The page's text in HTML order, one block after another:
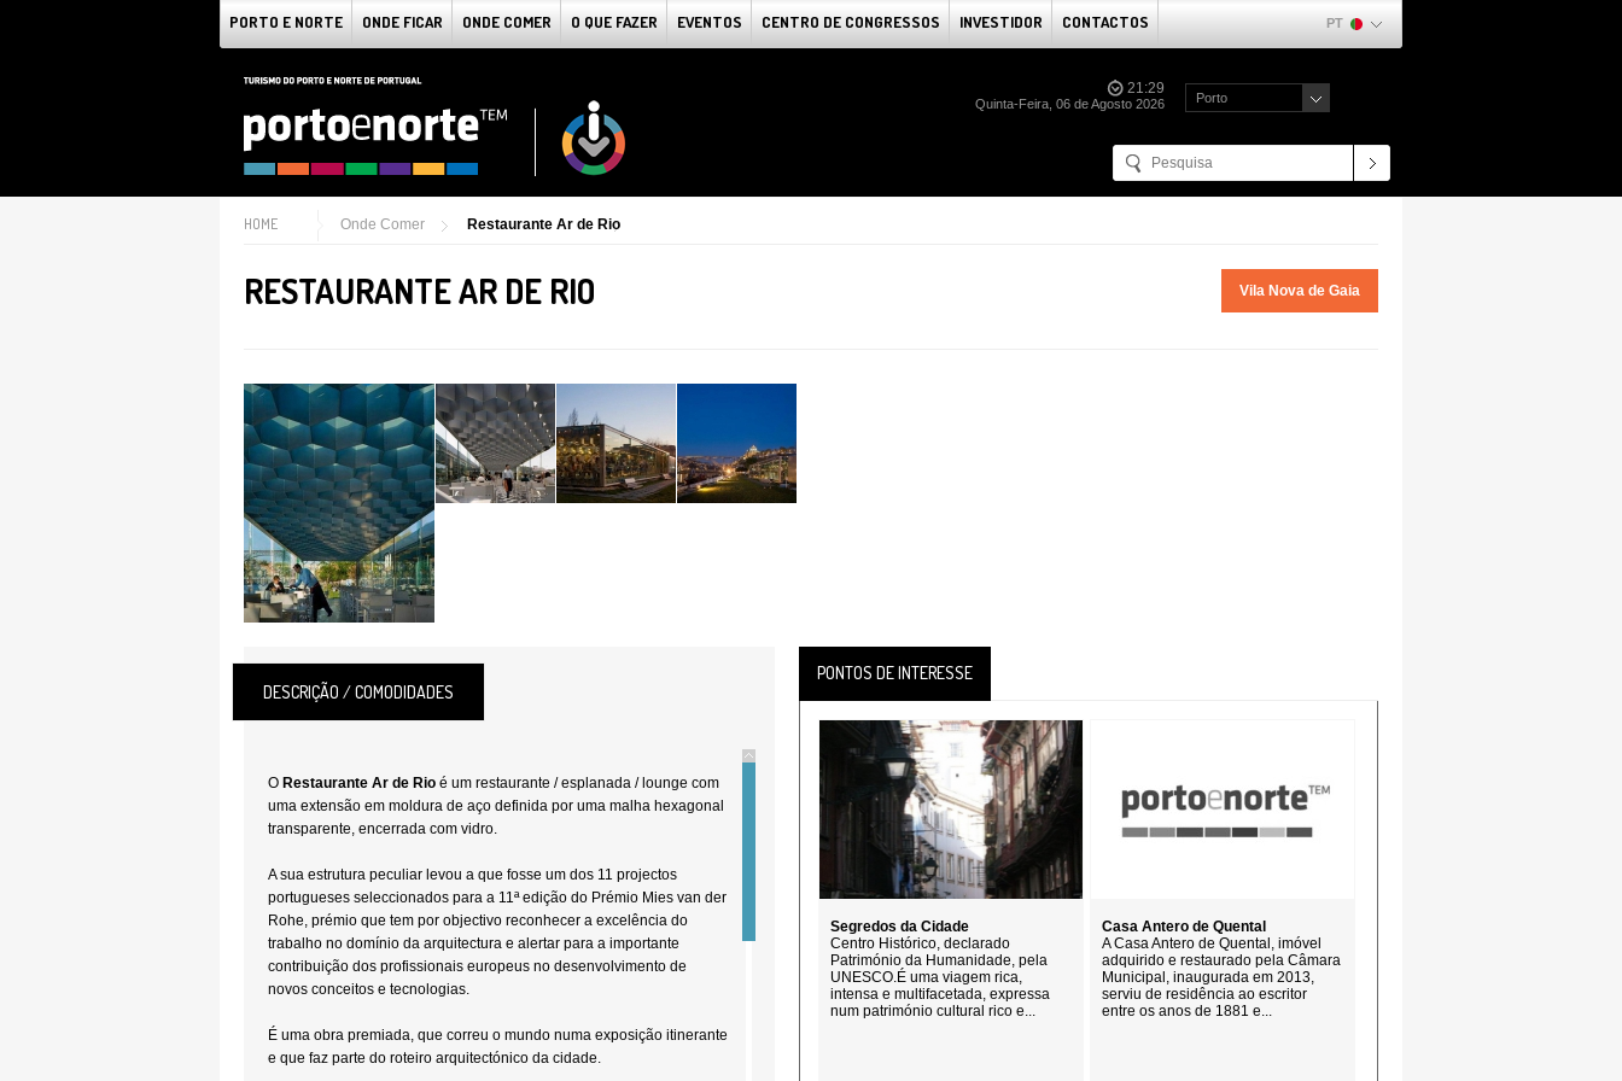
PORTO E NORTE ONDE FICAR ONDE COMER O QUE FAZER EVENTOS CENTRO DE CONGRESSOS INVESTIDOR CONTACTOS PT
21:29
Quinta-Feira, 06 de Agosto 2026 Porto
HOME Onde Comer Restaurante Ar de Rio
RESTAURANTE AR DE RIO Vila Nova de Gaia
DESCRIÇÃO / COMODIDADES
O Restaurante Ar de Rio é um restaurante / esplanada / lounge com
uma extensão em moldura de aço definida por uma malha hexagonal
transparente, encerrada com vidro.
A sua estrutura peculiar levou a que fosse um dos 11 projectos
portugueses seleccionados para a 11ª edição do Prémio Mies van der
Rohe, prémio que tem por objectivo reconhecer a excelência do
trabalho no domínio da arquitectura e alertar para a importante
contribuição dos profissionais europeus no desenvolvimento de
novos conceitos e tecnologias.
É uma obra premiada, que correu o mundo numa exposição itinerante
e que faz parte do roteiro arquitectónico da cidade.
PONTOS DE INTERESSE
Segredos da Cidade
Centro Histórico, declarado
Património da Humanidade, pela
UNESCO.É uma viagem rica,
intensa e multifacetada, expressa
num património cultural rico e...
Casa Antero de Quental
A Casa Antero de Quental, imóvel
adquirido e restaurado pela Câmara
Municipal, inaugurada em 2013,
serviu de residência ao escritor
entre os anos de 1881 e...